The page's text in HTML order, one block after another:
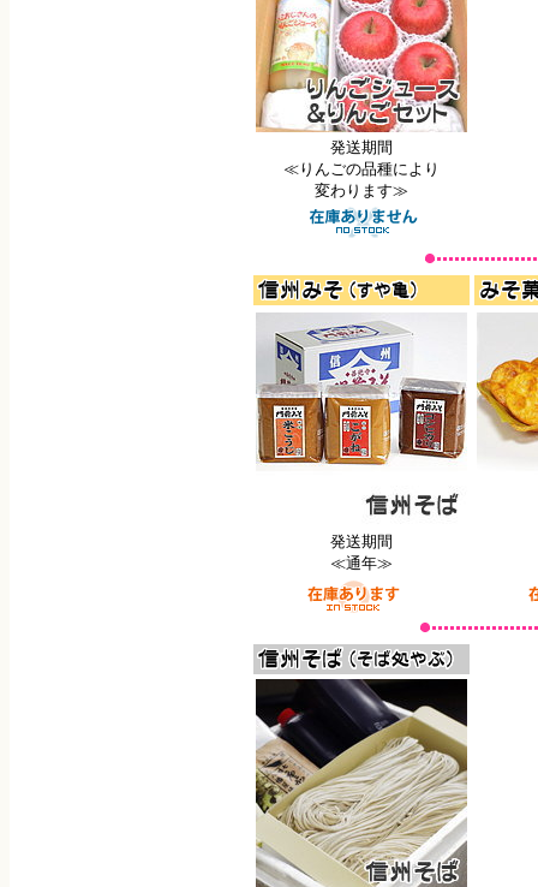
発送期間
≪りんごの品種により
変わります≫
発送期間
≪通年≫